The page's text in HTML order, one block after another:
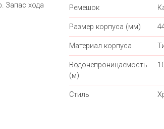
Запас хода
Ремешок
Размер корпуса (мм)
Материал корпуса
Водонепроницаемость
(м)
Стиль